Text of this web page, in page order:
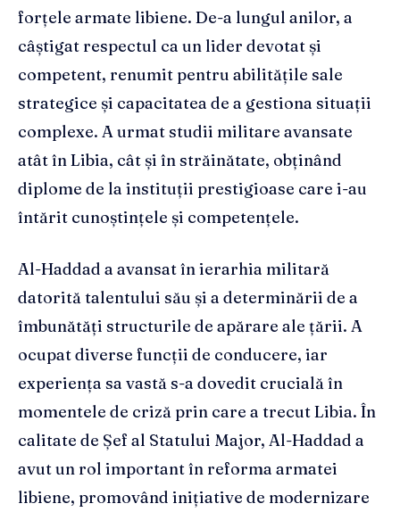
forțele armate libiene. De-a lungul anilor, a
câștigat respectul ca un lider devotat și
competent, renumit pentru abilitățile sale
strategice și capacitatea de a gestiona situații
complexe. A urmat studii militare avansate
atât în Libia, cât și în străinătate, obținând
diplome de la instituții prestigioase care i-au
întărit cunoștințele și competențele.
Al-Haddad a avansat în ierarhia militară
datorită talentului său și a determinării de a
îmbunătăți structurile de apărare ale țării. A
ocupat diverse funcții de conducere, iar
experiența sa vastă s-a dovedit crucială în
momentele de criză prin care a trecut Libia. În
calitate de Șef al Statului Major, Al-Haddad a
avut un rol important în reforma armatei
libiene, promovând inițiative de modernizare